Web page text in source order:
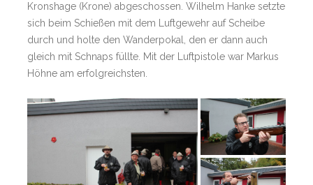
Kronshage (Krone) abgeschossen. Wilhelm Hanke setzte
sich beim Schießen mit dem Luftgewehr auf Scheibe
durch und holte den Wanderpokal, den er dann auch
gleich mit Schnaps füllte. Mit der Luftpistole war Markus
Höhne am erfolgreichsten.